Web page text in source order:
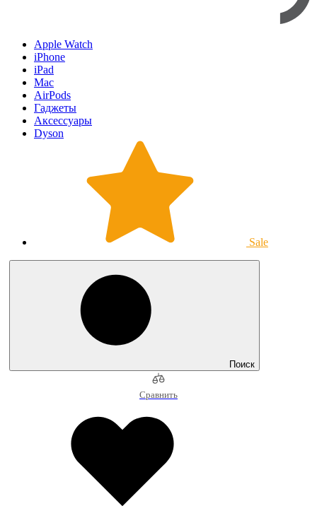
Apple Watch
iPhone
iPad
Mac
AirPods
Гаджеты
Аксессуары
Dyson
Sale
Поиск
Сравнить